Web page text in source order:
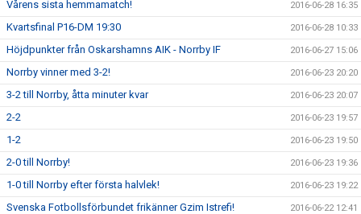
Vårens sista hemmamatch! 2016-06-28 16:35
Kvartsfinal P16-DM 19:30 2016-06-28 10:33
Höjdpunkter från Oskarshamns AIK - Norrby IF 2016-06-27 15:06
Norrby vinner med 3-2! 2016-06-23 20:20
3-2 till Norrby, åtta minuter kvar 2016-06-23 20:07
2-2 2016-06-23 19:57
1-2 2016-06-23 19:50
2-0 till Norrby! 2016-06-23 19:36
1-0 till Norrby efter första halvlek! 2016-06-23 19:22
Svenska Fotbollsförbundet frikänner Gzim Istrefi! 2016-06-22 12:41